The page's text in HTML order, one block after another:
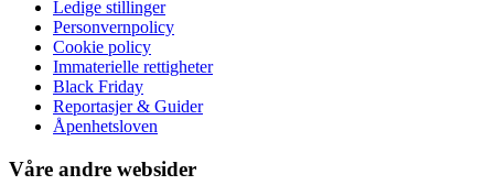
Ledige stillinger
Personvernpolicy
Cookie policy
Immaterielle rettigheter
Black Friday
Reportasjer & Guider
Åpenhetsloven
Våre andre websider